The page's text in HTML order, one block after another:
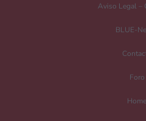
Guarda mi nombre, correo
Aviso Legal –
BLUE-
Foro
Home